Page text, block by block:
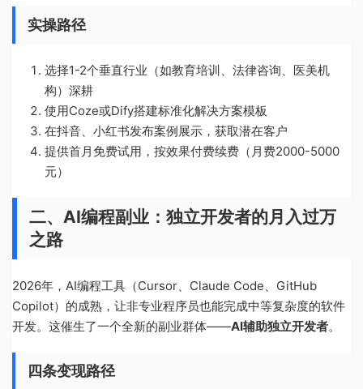
实操路径
选择1-2个垂直行业（如教育培训、法律咨询、医美机
构）深耕
使用Coze或Dify搭建标准化解决方案模板
在抖音、小红书发布案例展示，获取潜在客户
提供首月免费试用，按效果付费续费（月费2000-5000
元）
二、AI编程副业：独立开发者的月入过万
之路
2026年，AI编程工具（Cursor、Claude Code、GitHub
Copilot）的成熟，让非专业程序员也能完成中等复杂度的软件
开发。这催生了一个全新的副业群体——AI辅助独立开发者。
四条变现路径